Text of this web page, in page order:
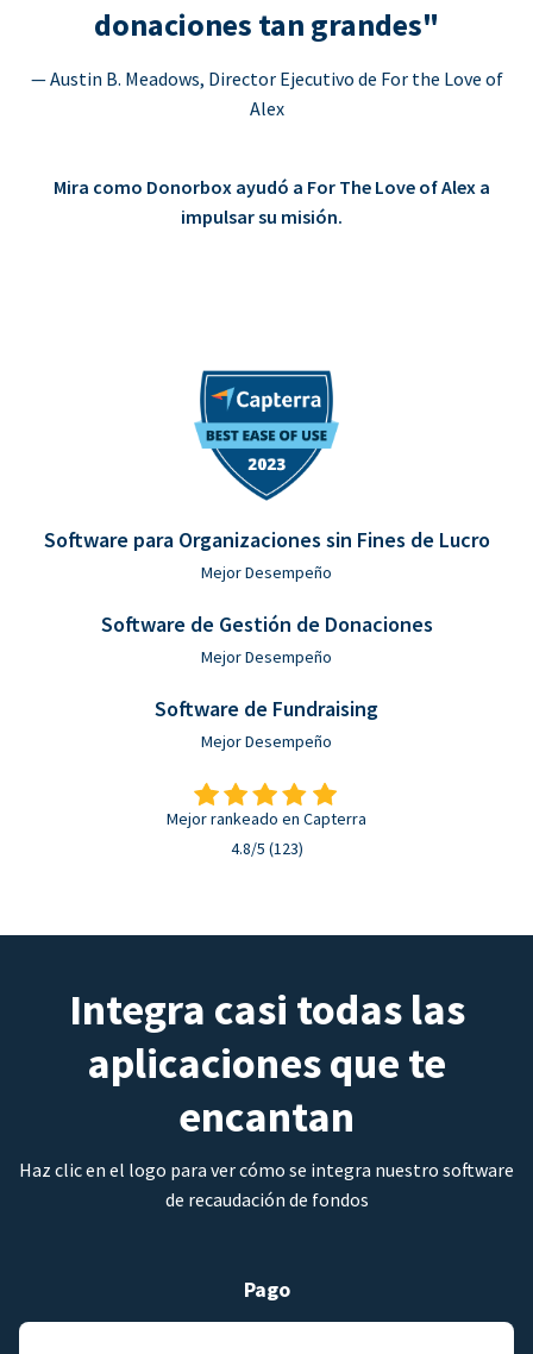
donaciones tan grandes"
— Austin B. Meadows, Director Ejecutivo de For the Love of
Alex
Mira como Donorbox ayudó a For The Love of Alex a
impulsar su misión.
Software para Organizaciones sin Fines de Lucro
Mejor Desempeño
Software de Gestión de Donaciones
Mejor Desempeño
Software de Fundraising
Mejor Desempeño
Mejor rankeado en Capterra
4.8/5 (123)
Integra casi todas las
aplicaciones que te
encantan
Haz clic en el logo para ver cómo se integra nuestro software
de recaudación de fondos
Pago